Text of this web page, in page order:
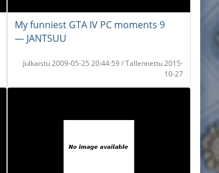
My funniest GTA IV PC moments 9
― JANTSUU
Julkaistu 2009-05-25 20:44:59 / Tallennettu 2015-
10-27